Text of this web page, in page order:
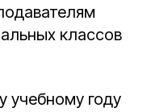
классов
учебному году